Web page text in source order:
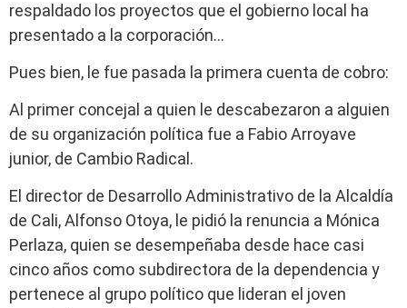
respaldado los proyectos que el gobierno local ha
presentado a la corporación…
Pues bien, le fue pasada la primera cuenta de cobro:
Al primer concejal a quien le descabezaron a alguien
de su organización política fue a Fabio Arroyave
junior, de Cambio Radical.
El director de Desarrollo Administrativo de la Alcaldía
de Cali, Alfonso Otoya, le pidió la renuncia a Mónica
Perlaza, quien se desempeñaba desde hace casi
cinco años como subdirectora de la dependencia y
pertenece al grupo político que lideran el joven